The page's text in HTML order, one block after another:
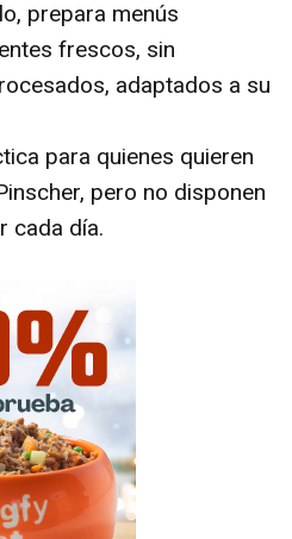
prepara menús
frescos, sin
adaptados a su
para quienes quieren
pero no disponen
cada día.